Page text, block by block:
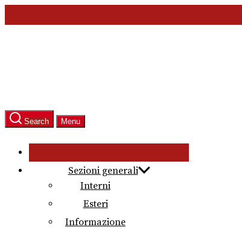
to
Search Menu
Sezioni generali
Interni
Esteri
Informazione